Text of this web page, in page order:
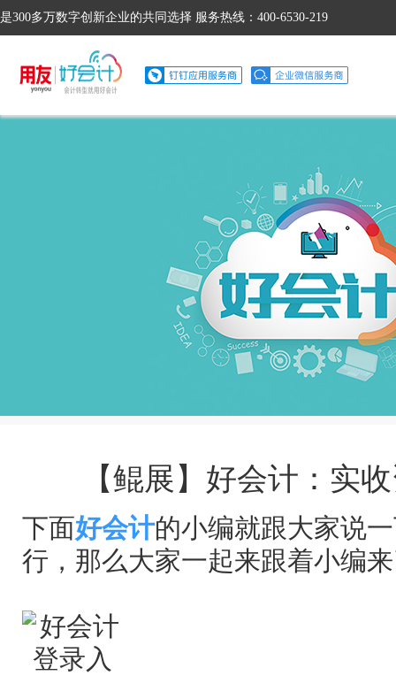
是300多万数字创新企业的共同选择 服务热线：400-6530-219
【鲲展】好会计：实
下面好会计的小编就跟大家说
行，那么大家一起来跟着小编